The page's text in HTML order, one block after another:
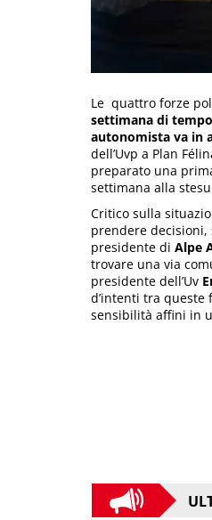
Le quattro forze
settimana di tempo
autonomista va in
dell’Uvp a Plan
preparato una
settimana alla
Critico sulla
prendere
presidente di Alpe
trovare una via
presidente dell’Uv
d’intenti tra
sensibilità affini in